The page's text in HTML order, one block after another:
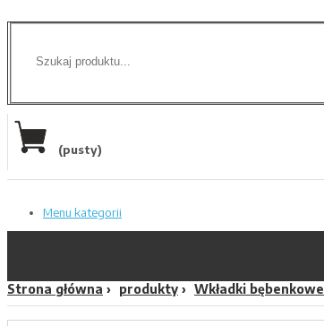
(pusty)
Menu kategorii
Strona główna produkty Wkładki bębenkowe